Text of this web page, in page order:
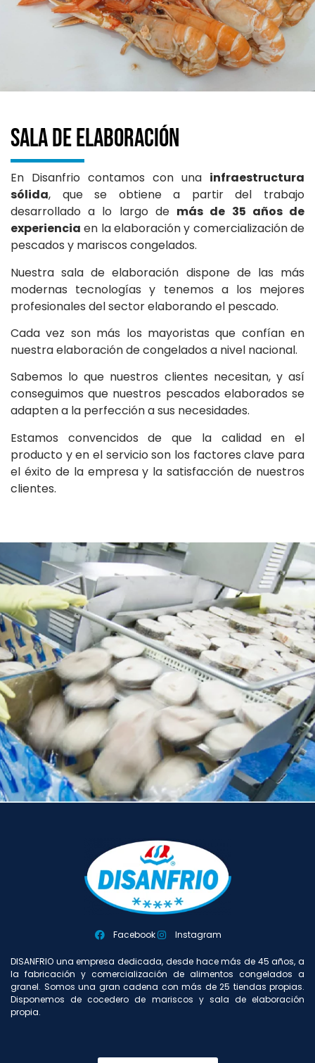
Sala de Elaboración
En Disanfrio contamos con una infraestructura
sólida, que se obtiene a partir del trabajo
desarrollado a lo largo de más de 35 años de
experiencia en la elaboración y comercialización de
pescados y mariscos congelados.
Nuestra sala de elaboración dispone de las más
modernas tecnologías y tenemos a los mejores
profesionales del sector elaborando el pescado.
Cada vez son más los mayoristas que confían en
nuestra elaboración de congelados a nivel nacional.
Sabemos lo que nuestros clientes necesitan, y así
conseguimos que nuestros pescados elaborados se
adapten a la perfección a sus necesidades.
Estamos convencidos de que la calidad en el
producto y en el servicio son los factores clave para
el éxito de la empresa y la satisfacción de nuestros
clientes.
Facebook Instagram
DISANFRIO una empresa dedicada, desde hace más de 45 años, a
la fabricación y comercialización de alimentos congelados a
granel. Somos una gran cadena con más de 25 tiendas propias.
Disponemos de cocedero de mariscos y sala de elaboración
propia.